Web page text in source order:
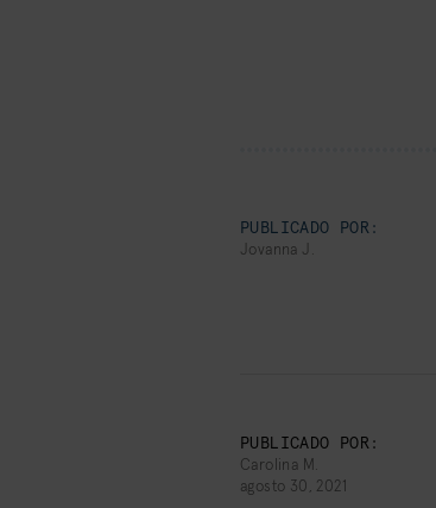
PUBLICADO POR:
Jovanna J.
PUBLICADO POR:
Carolina M.
agosto 30, 2021